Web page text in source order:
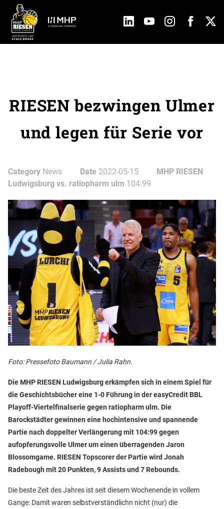
RIESEN bezwingen Ulmer
und legen für Serie vor
Category News Date 2022-05-15
MHP RIESEN
Ludwigsburg vs. ratiopharm ulm 104:99
Foto: Pressefoto Baumann / Julia Rahn.
Die MHP RIESEN Ludwigsburg erkämpfen sich in einem Spiel für
die Geschichtsbücher eine 1-0 Führung in der easyCredit BBL
Playoff-Viertelfinalserie gegen ratiopharm ulm. Die
Barockstädter gewinnen eine hochintensive und spannende
Partie nach doppelter Verlängerung mit 104:99 gegen
aufopferungsvolle Ulmer um einen überragenden Jaron
Blossomgame. RIESEN Topscorer der Partie wird Jonah
Radebough mit 20 Punkten, 9 Assists und 7 Rebounds.
Die beste Zeit des Jahres ist seit diesem Wochenende in vollem
Gange: Damit waren selbstverständlichn nicht (nur) die